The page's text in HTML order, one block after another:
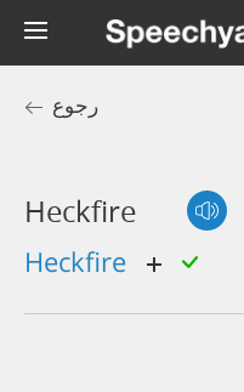
رجوع
Heckfire
heckfire